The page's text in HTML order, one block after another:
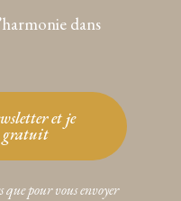
dans
et je
gratuit
que pour vous envoyer